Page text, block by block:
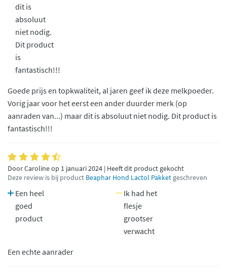
dit is
absoluut
niet nodig.
Dit product
is
fantastisch!!!
Goede prijs en topkwaliteit, al jaren geef ik deze melkpoeder.
Vorig jaar voor het eerst een ander duurder merk (op
aanraden van...) maar dit is absoluut niet nodig. Dit product is
fantastisch!!!
Door Caroline op 1 januari 2024 | Heeft dit product gekocht
Deze review is bij product Beaphar Hond Lactol Pakket geschreven
Een heel
goed
product
Ik had het
flesje
grootser
verwacht
Een echte aanrader